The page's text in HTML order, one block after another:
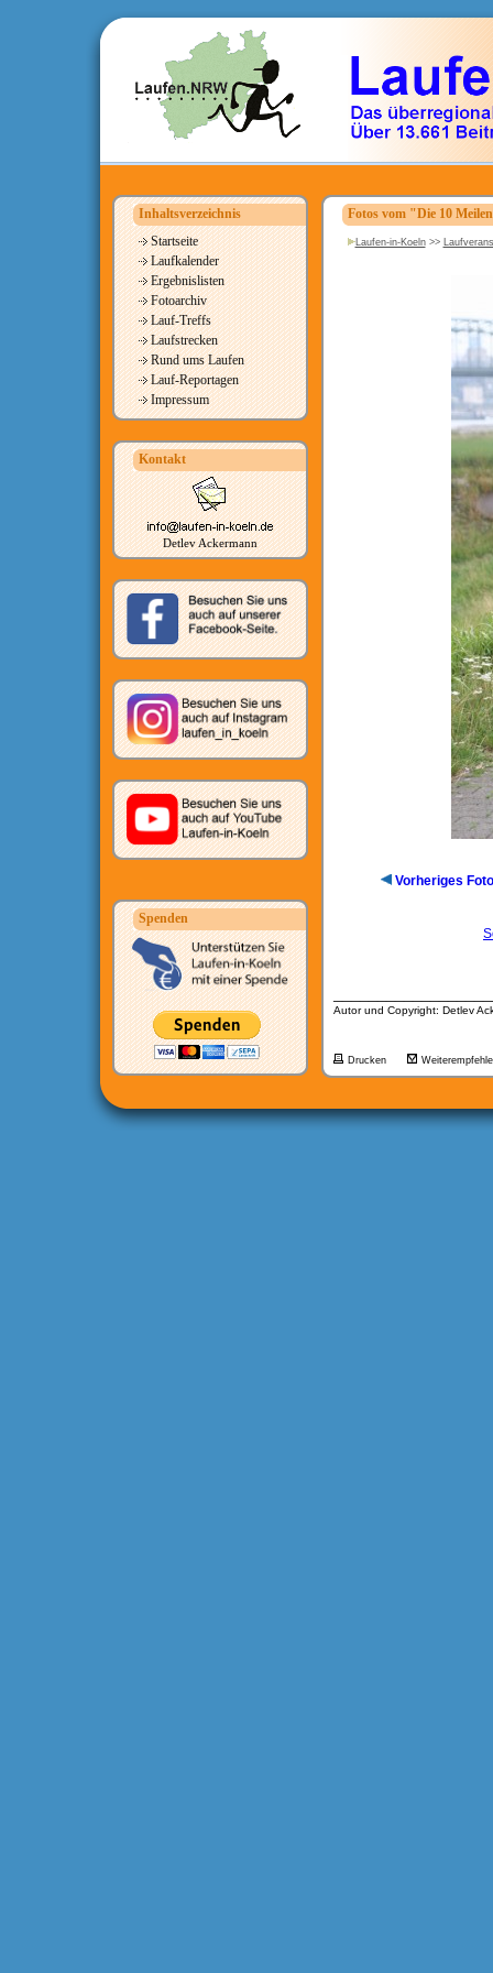
Inhaltsverzeichnis
Startseite
Laufkalender
Ergebnislisten
Fotoarchiv
Lauf-Treffs
Laufstrecken
Rund ums Laufen
Lauf-Reportagen
Impressum
Kontakt
Detlev Ackermann
Spenden
Fotos vom "Die 10
Laufen-in-Koeln>>
Vorheriges Foto
Autor und Copyright: Detlev
Drucken